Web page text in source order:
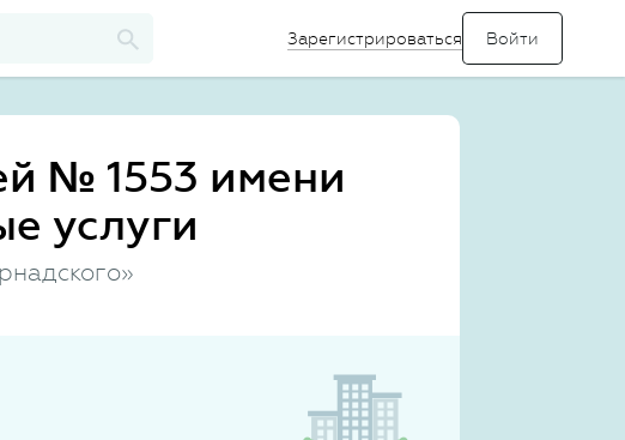
Зарегистрироваться
№ 1553 имени
услуги